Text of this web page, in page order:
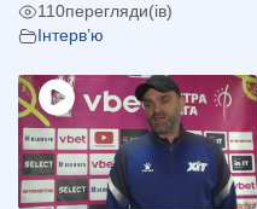
110перегляди(ів)
Інтерв’ю